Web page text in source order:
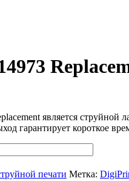
является струйной
гарантирует короткое
печати Метка: